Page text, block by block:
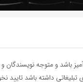
باشد و متوجه نویسندگان و
تبلیغاتی داشته باشد تایید